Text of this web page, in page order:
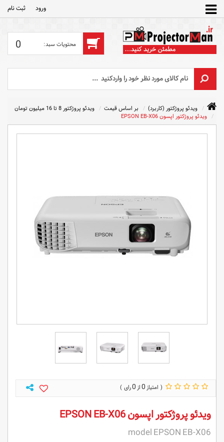
ورود ثبت‌ نام
0
ویدئو پروژکتور (کاربرد) بر اساس قیمت
ویدئو پروژکتور 8 تا 16 میلیون تومان
ویدئو پروژکتور اپسون EPSON EB-X06
0
0
ویدئو پروژکتور اپسون EPSON EB-X06
model EPSON EB-X06